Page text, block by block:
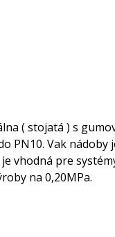
( stojatá ) s
PN10. Vak nádoby
vhodná pre
na 0,20MPa.